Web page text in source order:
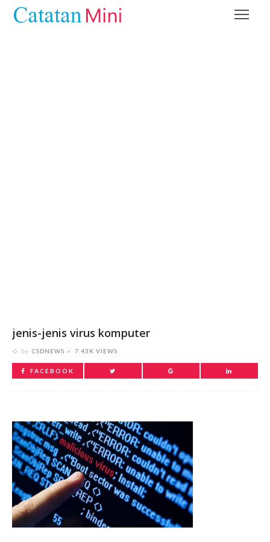
jenis-jenis virus komputer
by CSDNEWS 7.43K VIEWS
FACEBOOK